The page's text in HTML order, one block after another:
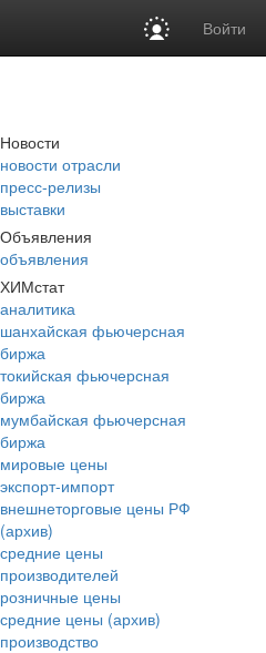
Войти
Новости
новости отрасли
пресс-релизы
выставки
Объявления
объявления
ХИМстат
аналитика
шанхайская фьючерсная
биржа
токийская фьючерсная
биржа
мумбайская фьючерсная
биржа
мировые цены
экспорт-импорт
внешнеторговые цены РФ
(архив)
средние цены
производителей
розничные цены
средние цены (архив)
производство